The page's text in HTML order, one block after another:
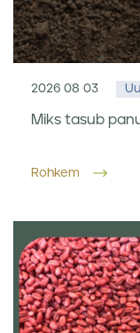
2026 08 03
Miks tasub
Rohkem